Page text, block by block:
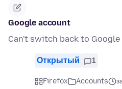
Google account
Can't switch back to
Открытый 1
Firefox Accounts